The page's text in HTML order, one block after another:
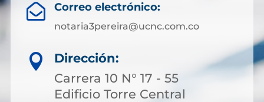
 Correo electrónico:
notaria3pereira@ucnc.com.co

Dirección:
Carrera 10 N° 17 - 55
Edificio Torre Central